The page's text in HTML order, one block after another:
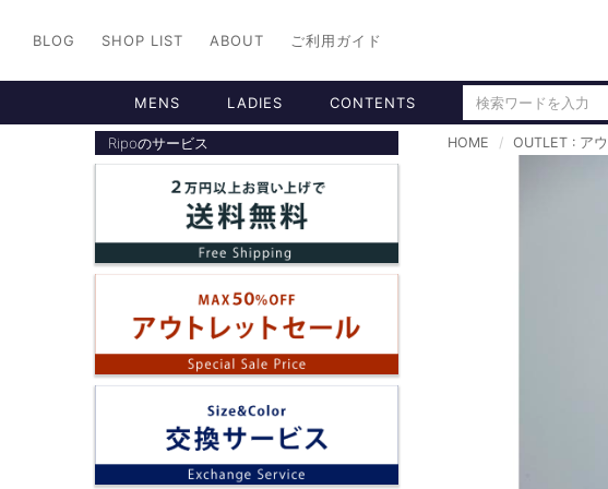
BLOG SHOP LIST ABOUT ご利用ガイド
MENS LADIES CONTENTS
Ripoのサービス HOME OUTLET : ア